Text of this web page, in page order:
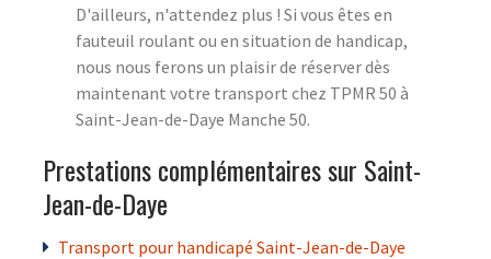
D'ailleurs, n'attendez plus ! Si vous êtes en
fauteuil roulant ou en situation de handicap,
nous nous ferons un plaisir de réserver dès
maintenant votre transport chez TPMR 50 à
Saint-Jean-de-Daye Manche 50.
Prestations complémentaires sur Saint-
Jean-de-Daye
Transport pour handicapé Saint-Jean-de-Daye